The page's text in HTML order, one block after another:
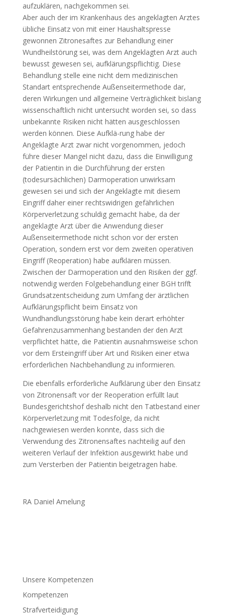
aufzuklären, nachgekommen sei.
Aber auch der im Krankenhaus des angeklagten Arztes
übliche Einsatz von mit einer Haushaltspresse
gewonnen Zitronesaftes zur Behandlung einer
Wundheilstörung sei, was dem Angeklagten Arzt auch
bewusst gewesen sei, aufklärungspflichtig. Diese
Behandlung stelle eine nicht dem medizinischen
Standart entsprechende Außenseitermethode dar,
deren Wirkungen und allgemeine Verträglichkeit bislang
wissenschaftlich nicht untersucht worden sei, so dass
unbekannte Risiken nicht hätten ausgeschlossen
werden können. Diese Aufklä-rung habe der
Angeklagte Arzt zwar nicht vorgenommen, jedoch
führe dieser Mangel nicht dazu, dass die Einwilligung
der Patientin in die Durchführung der ersten
(todesursächlichen) Darmoperation unwirksam
gewesen sei und sich der Angeklagte mit diesem
Eingriff daher einer rechtswidrigen gefährlichen
Körperverletzung schuldig gemacht habe, da der
angeklagte Arzt über die Anwendung dieser
Außenseitermethode nicht schon vor der ersten
Operation, sondern erst vor dem zweiten operativen
Eingriff (Reoperation) habe aufklären müssen.
Zwischen der Darmoperation und den Risiken der ggf.
notwendig werden Folgebehandlung einer BGH trifft
Grundsatzentscheidung zum Umfang der ärztlichen
Aufklärungspflicht beim Einsatz von
Wundhandlungsstörung habe kein derart erhöhter
Gefahrenzusammenhang bestanden der den Arzt
verpflichtet hätte, die Patientin ausnahmsweise schon
vor dem Ersteingriff über Art und Risiken einer etwa
erforderlichen Nachbehandlung zu informieren.
Die ebenfalls erforderliche Aufklärung über den Einsatz
von Zitronensaft vor der Reoperation erfüllt laut
Bundesgerichtshof deshalb nicht den Tatbestand einer
Körperverletzung mit Todesfolge, da nicht
nachgewiesen werden konnte, dass sich die
Verwendung des Zitronensaftes nachteilig auf den
weiteren Verlauf der Infektion ausgewirkt habe und
zum Versterben der Patientin beigetragen habe.
RA Daniel Amelung
Unsere Kompetenzen
Kompetenzen
Strafverteidigung